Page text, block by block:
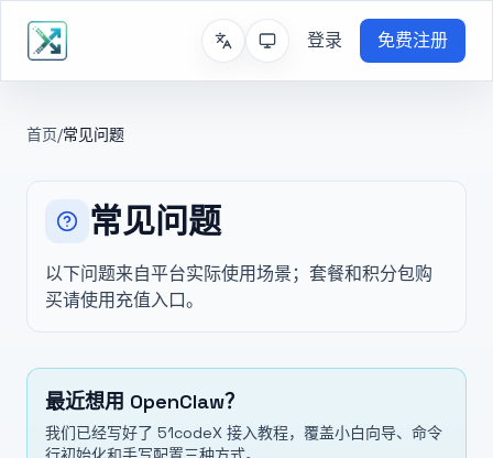
登录 免费注册
首页/常见问题
常见问题
以下问题来自平台实际使用场景；套餐和积分包购
买请使用充值入口。
最近想用 OpenClaw？
我们已经写好了 51codeX 接入教程，覆盖小白向导、命令